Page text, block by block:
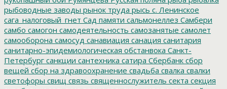
рыбоводные заводы рынок труда рысь с. Ленинское
сага_налоговый_гнет Сад памяти сальмонеллез Самбери
самбо самогон самодеятельность самозанятые самолет
самооборона самосуд санавиация санация санитария
санитарно-эпидемиологическая обстанвока Санкт-
Петербург санкции сантехника сатира Сбербанк сбор
вещей сбор на здравоохранение свадьба свалка свалки
светофоры свищ связь священнослужитель секта секция